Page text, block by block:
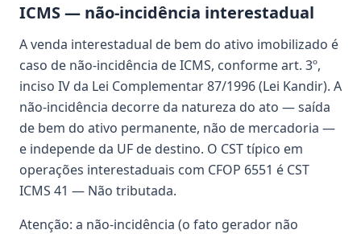
ICMS — não-incidência interestadual
A venda interestadual de bem do ativo imobilizado é
caso de não-incidência de ICMS, conforme art. 3º,
inciso IV da Lei Complementar 87/1996 (Lei Kandir). A
não-incidência decorre da natureza do ato — saída
de bem do ativo permanente, não de mercadoria —
e independe da UF de destino. O CST típico em
operações interestaduais com CFOP 6551 é CST
ICMS 41 — Não tributada.
Atenção: a não-incidência (o fato gerador não